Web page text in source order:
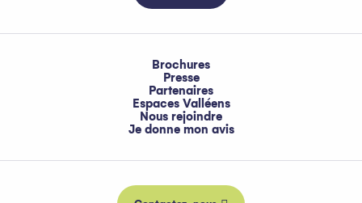
Brochures
Presse
Partenaires
Espaces Valléens
Nous rejoindre
Je donne mon avis